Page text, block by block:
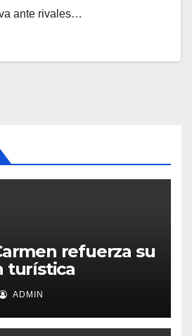
ante rivales…
refuerza su
turística
ADMIN